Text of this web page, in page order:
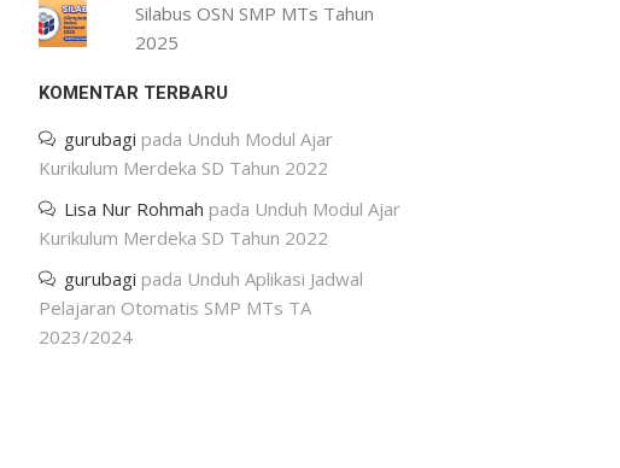
Silabus OSN SMP MTs Tahun
2025
KOMENTAR TERBARU
gurubagi pada Unduh Modul Ajar
Kurikulum Merdeka SD Tahun 2022
Lisa Nur Rohmah pada Unduh Modul Ajar
Kurikulum Merdeka SD Tahun 2022
gurubagi pada Unduh Aplikasi Jadwal
Pelajaran Otomatis SMP MTs TA
2023/2024